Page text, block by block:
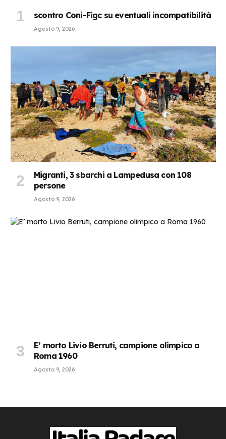
scontro Coni-Figc su eventuali incompatibilità
Agosto 9, 2026
Migranti, 3 sbarchi a Lampedusa con 108
persone
Agosto 9, 2026
E’ morto Livio Berruti, campione olimpico a
Roma 1960
Agosto 9, 2026